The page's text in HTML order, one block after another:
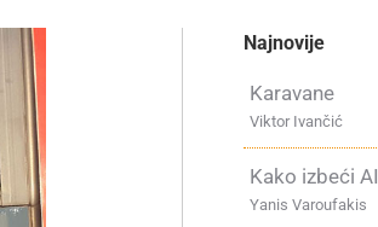
Najnovije
Karavane
Viktor Ivančić
Kako izbeći
Yanis Varoufakis